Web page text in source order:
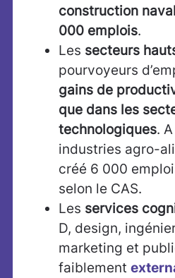
construction
000 emplois.
Les secteurs
pourvoyeurs
gains de
que dans les
technologiques.
industries agro-
créé 6 000
selon le CAS.
Les services
D, design,
marketing et
faiblement